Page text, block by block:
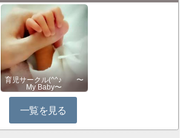
育児サークル(^^♪ 〜
My Baby〜
一覧を見る